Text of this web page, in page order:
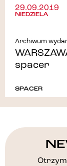
29.09.2019
NIEDZIELA
Archiwum
spacer
SPACER